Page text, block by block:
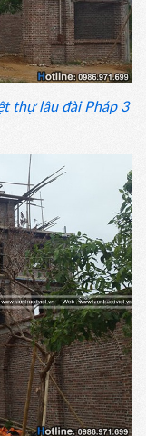
thự lâu đài Pháp 3